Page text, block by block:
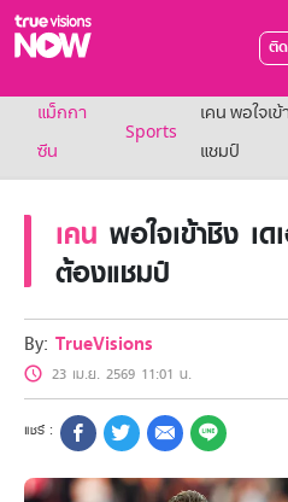
ติ
True AF2026
แพ็กเกจ
NOW SPORTS
NOW Muay Thai
แพ็กเกจทรูวิชันส์นาวทั้
เคเบิลและจานดาวเทียม
สิทธิพิเศษ
สิทธิพิเศษลูกค้าทรูวิชั่นส์
Showtime
HoReCa
แพ็กเกจสำหรับผู้ประก
หาร้านร่วมรายการ
FAQs
แม็กกา
ซีน
Sports
เคน พอใจเ
แชมป์
เคน พอใจเข้าชิง เ
ต้องแชมป์
By: TrueVisions
23 เม.ย. 2569 11:01 น.